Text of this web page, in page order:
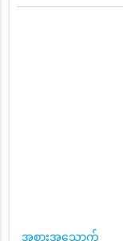
အစားအသောက်